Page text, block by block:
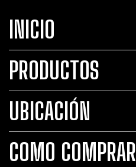
INICIO
PRODUCTOS
UBICACIÓN
COMO COMPRAR